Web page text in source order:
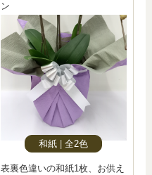
ン
和紙 全2色
表裏色違いの和紙1枚、お供え